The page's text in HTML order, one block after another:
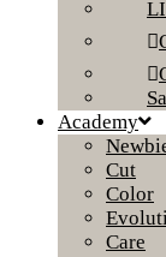
Academy
Cut
Color
Care